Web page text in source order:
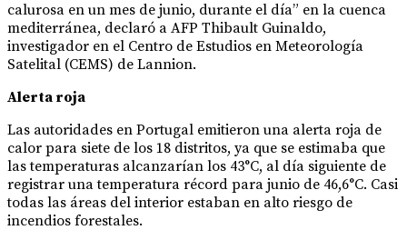
calurosa en un mes de junio, durante el día” en la cuenca
mediterránea, declaró a AFP Thibault Guinaldo,
investigador en el Centro de Estudios en Meteorología
Satelital (CEMS) de Lannion.
Alerta roja
Las autoridades en Portugal emitieron una alerta roja de
calor para siete de los 18 distritos, ya que se estimaba que
las temperaturas alcanzarían los 43°C, al día siguiente de
registrar una temperatura récord para junio de 46,6°C. Casi
todas las áreas del interior estaban en alto riesgo de
incendios forestales.